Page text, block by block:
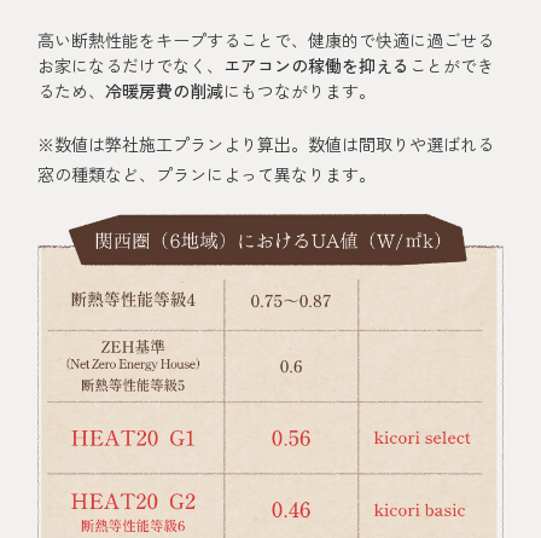
高い断熱性能をキープすることで、健康的で快適に過ごせる
お家になるだけでなく、 エアコンの稼働を抑える ことができ
るため、冷暖房費の削減にもつながります。
※数値は弊社施工プランより算出。数値は間取りや選ばれる
窓の種類など、プランによって異なります。